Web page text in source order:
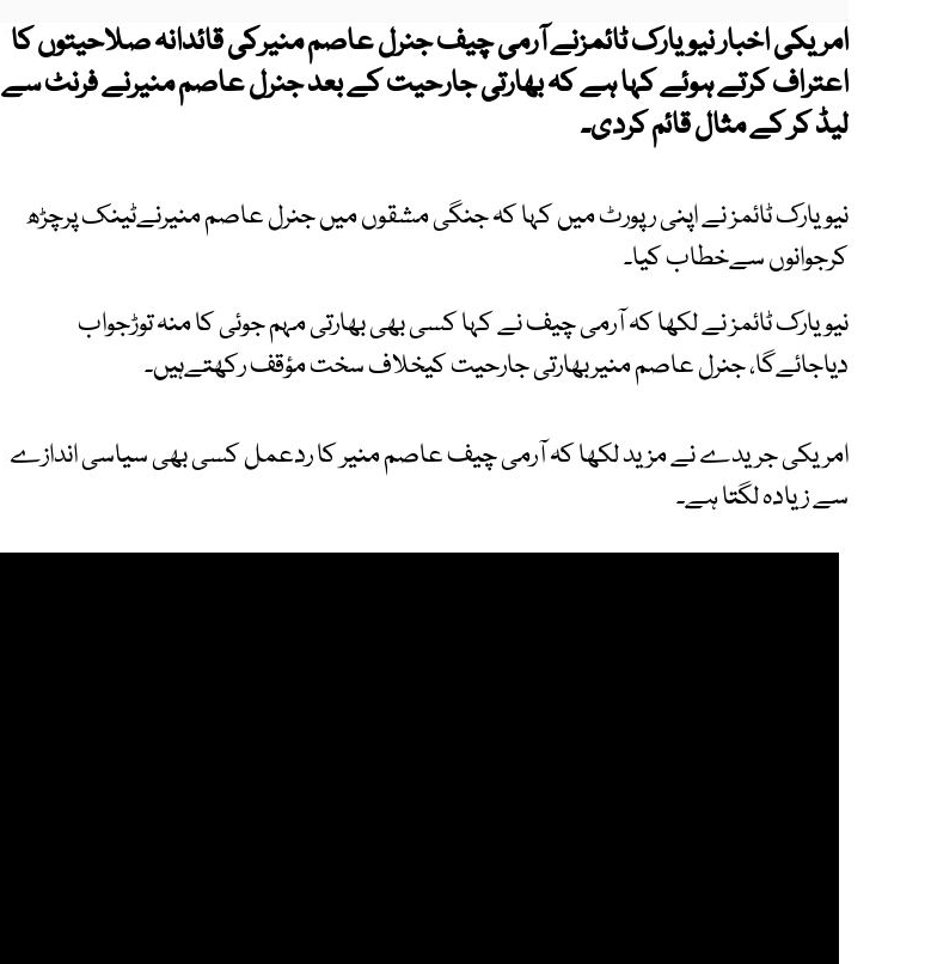
امریکی اخبار نیویارک ٹائمزنے آرمی چیف جنرل عاصم منیرکی قائدانہ صلاحیتوں کا
اعتراف کرتے ہوئے کہا ہے کہ بھارتی جارحیت کے بعد جنرل عاصم منیرنے فرنٹ سے
لیڈ کر کے مثال قائم کردی۔
نیویارک ٹائمز نے اپنی رپورٹ میں کہا کہ جنگی مشقوں میں جنرل عاصم منیرنےٹینک پرچڑھ
کرجوانوں سےخطاب کیا۔
نیویارک ٹائمز نے لکھا کہ آرمی چیف نے کہا کسی بھی بھارتی مہم جوئی کا منہ توڑجواب
دیاجائےگا، جنرل عاصم منیربھارتی جارحیت کیخلاف سخت مؤقف رکھتےہیں۔
امریکی جریدے نے مزید لکھا کہ آرمی چیف عاصم منیر کا ردعمل کسی بھی سیاسی اندازے
سے زیادہ لگتا ہے۔